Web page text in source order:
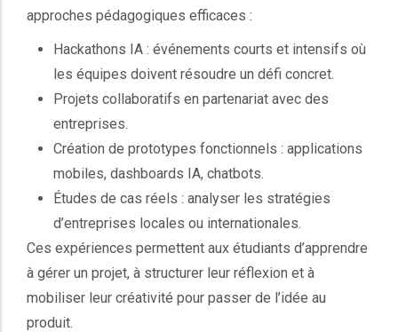
approches pédagogiques efficaces :
Hackathons IA : événements courts et intensifs où
les équipes doivent résoudre un défi concret.
Projets collaboratifs en partenariat avec des
entreprises.
Création de prototypes fonctionnels : applications
mobiles, dashboards IA, chatbots.
Études de cas réels : analyser les stratégies
d’entreprises locales ou internationales.
Ces expériences permettent aux étudiants d’apprendre
à gérer un projet, à structurer leur réflexion et à
mobiliser leur créativité pour passer de l’idée au
produit.